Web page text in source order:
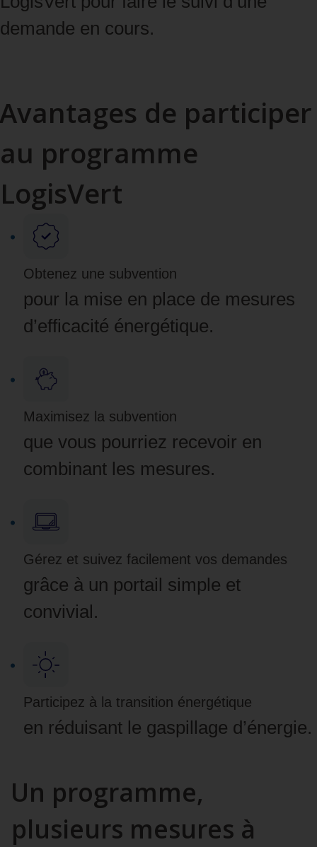
demande en cours.
Avantages de participer
au programme
LogisVert
Obtenez une subvention
pour la mise en place de mesures
d’efficacité énergétique.
Maximisez la subvention
que vous pourriez recevoir en
combinant les mesures.
Gérez et suivez facilement vos demandes
grâce à un portail simple et
convivial.
Participez à la transition énergétique
en réduisant le gaspillage d’énergie.
Un programme,
plusieurs mesures à